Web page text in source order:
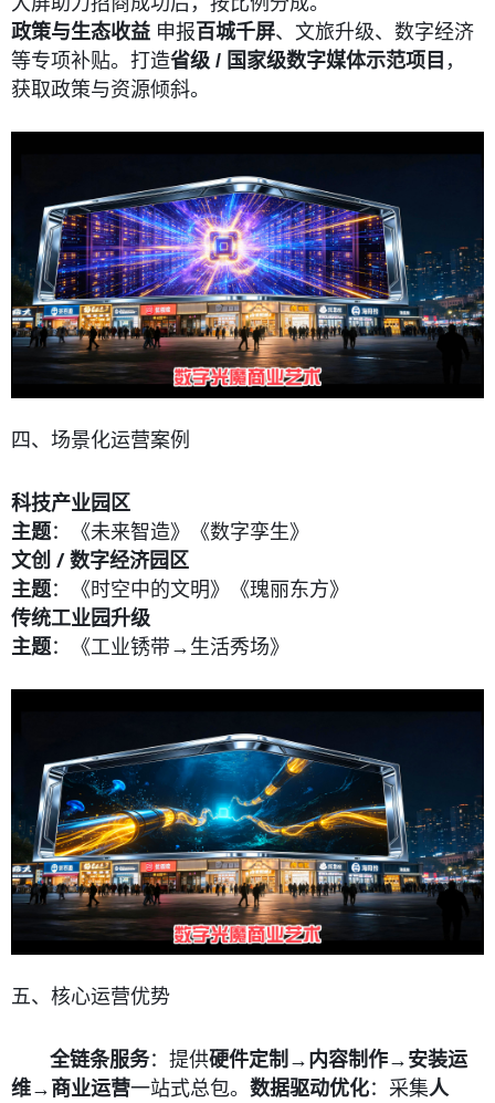
政策与生态收益 申报 百城千屏、文旅升级、数字经济
等专项补贴。打造省级 / 国家级数字媒体示范项目 ，
获取政策与资源倾斜。
四、场景化运营案例
科技产业园区
主题：《未来智造》《数字孪生》
文创 / 数字经济园区
主题：《时空中的文明》《瑰丽东方》
传统工业园升级
主题：《工业锈带→生活秀场》
五、核心运营优势
全链条服务：提供硬件定制→内容制作→安装运
维→商业运营一站式总包。 数据驱动优化：采集人